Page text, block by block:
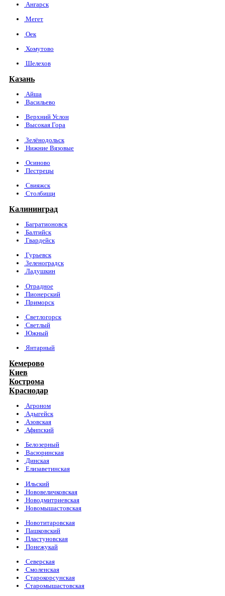
Ангарск
Мегет
Оек
Хомутово
Шелехов
Казань
Айша
Васильево
Верхний Услон
Высокая Гора
Зелёнодольск
Нижние Вязовые
Осиново
Пестрецы
Свияжск
Столбищи
Калининград
Багратионовск
Балтийск
Гвардейск
Гурьевск
Зеленоградск
Ладушкин
Отрадное
Пионерский
Приморск
Светлогорск
Светлый
Южный
Янтарный
Кемерово
Киев
Кострома
Краснодар
Агроном
Адыгейск
Азовская
Афипский
Белозерный
Васюринская
Динская
Елизаветинская
Ильский
Нововеличковская
Новодмитриевская
Новомышастовская
Новотитаровская
Пашковский
Пластуновская
Понежукай
Северская
Смоленская
Старокорсунская
Старомышастовская